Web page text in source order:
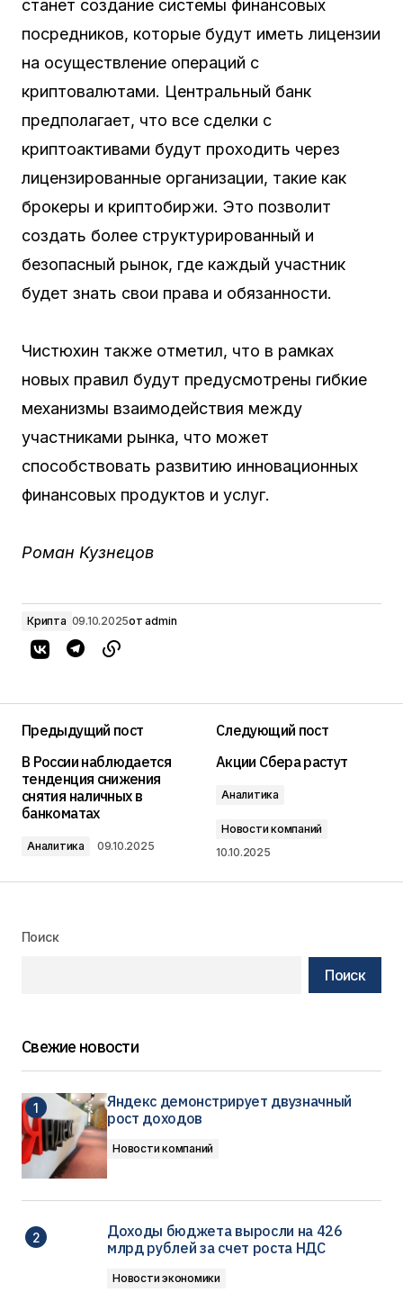
станет создание системы финансовых
посредников, которые будут иметь лицензии
на осуществление операций с
криптовалютами. Центральный банк
предполагает, что все сделки с
криптоактивами будут проходить через
лицензированные организации, такие как
брокеры и криптобиржи. Это позволит
создать более структурированный и
безопасный рынок, где каждый участник
будет знать свои права и обязанности.
Чистюхин также отметил, что в рамках
новых правил будут предусмотрены гибкие
механизмы взаимодействия между
участниками рынка, что может
способствовать развитию инновационных
финансовых продуктов и услуг.
Роман Кузнецов
Крипта 09.10.2025от admin
Предыдущий пост
В России наблюдается
тенденция снижения
снятия наличных в
банкоматах
Аналитика 09.10.2025
Следующий пост
Акции Сбера растут
Аналитика
Новости компаний
10.10.2025
Поиск
Поиск
Свежие новости
Яндекс демонстрирует двузначный
рост доходов
Новости компаний
Доходы бюджета выросли на 426
млрд рублей за счет роста НДС
Новости экономики